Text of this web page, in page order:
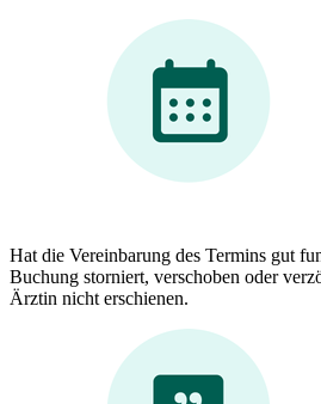
Hat die Vereinbarung des Termins gut
Buchung storniert, verschoben oder
Ärztin nicht erschienen.